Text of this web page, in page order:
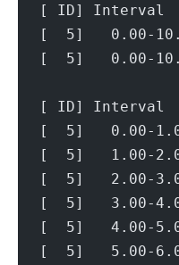
[ ID]
[  5]   0.00-
[  5]   0.00-
[ ID] Interval
[  5]
[  5]
[  5]
[  5]
[  5]
[  5]